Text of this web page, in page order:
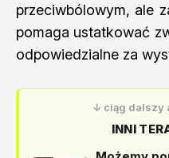
przeciwbólowym, ale
pomaga ustatkować
odpowiedzialne za
↓ ciąg dalszy
INNI